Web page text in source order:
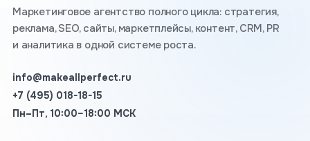
Маркетинговое агентство полного цикла: стратегия,
реклама, SEO, сайты, маркетплейсы, контент, CRM, PR
и аналитика в одной системе роста.
info@makeallperfect.ru
+7 (495) 018-18-15
Пн–Пт, 10:00–18:00 МСК